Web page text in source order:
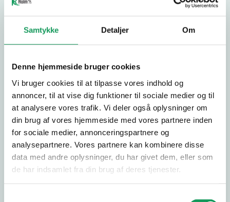
Samtykke Detaljer Om
Denne hjemmeside bruger cookies
Vi bruger cookies til at tilpasse vores indhold og
annoncer, til at vise dig funktioner til sociale medier og til
at analysere vores trafik. Vi deler også oplysninger om
din brug af vores hjemmeside med vores partnere inden
for sociale medier, annonceringspartnere og
analysepartnere. Vores partnere kan kombinere disse
data med andre oplysninger, du har givet dem, eller som
de har indsamlet fra din brug af deres tjenester.
×
Pris*
Fulde navn*